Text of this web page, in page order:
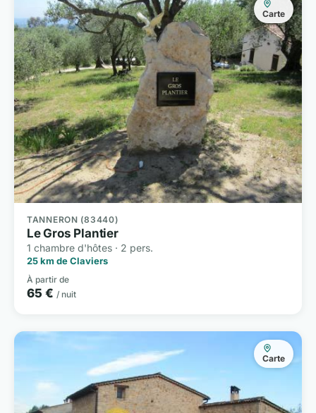
Carte
TANNERON (83440)
Le Gros Plantier
1 chambre d'hôtes · 2 pers.
25 km de Claviers
À partir de
65 € / nuit
Carte